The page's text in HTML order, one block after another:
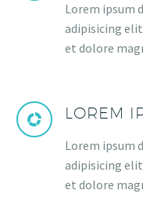
Lorem ipsum
adipisicing
et dolore
LOREM
Lorem ipsum
adipisicing
et dolore